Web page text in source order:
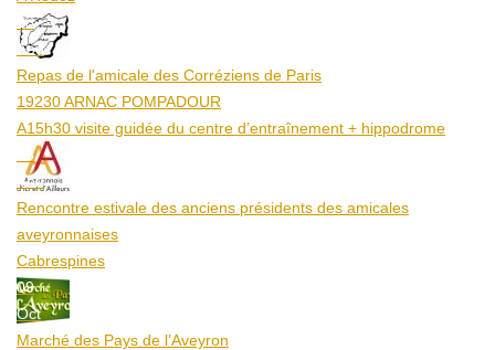
23
Aoû
Repas de l'amicale des Corréziens de Paris
19230 ARNAC POMPADOUR
A15h30 visite guidée du centre d’entraînement + hippodrome
25
Aoû
Rencontre estivale des anciens présidents des amicales
aveyronnaises
Cabrespines
09
Oct
Marché des Pays de l’Aveyron